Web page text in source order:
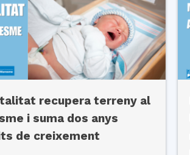
recupera terreny al
i suma dos anys
de creixement